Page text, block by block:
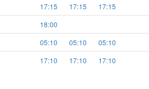
17:15 17:15
17:15
18:00
05:10 05:10
05:10
17:10 17:10 17:10